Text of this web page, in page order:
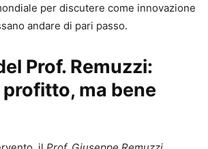
per discutere come innovazione
andare di pari passo.
Prof. Remuzzi:
profitto, ma bene